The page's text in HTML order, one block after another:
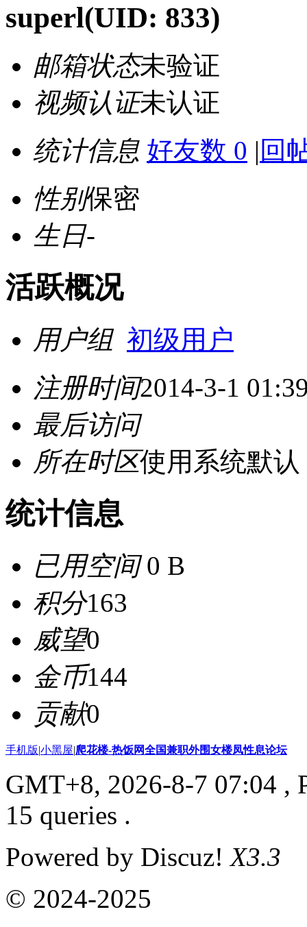
superl(UID: 833)
邮箱状态未验证
视频认证未认证
统计信息 好友数 0 | 回
性别保密
生日-
活跃概况
用户组 初级用户
注册时间2014-3-1
最后访问
所在时区使用系统默认
统计信息
已用空间0 B
积分163
威望0
金币144
贡献0
手机版|小黑屋|爬花楼-热饭网全国兼职外围女楼凤性息论坛
GMT+8, 2026-8-7 07:04 ,
15 queries .
Powered by Discuz!X3.3
© 2024-2025